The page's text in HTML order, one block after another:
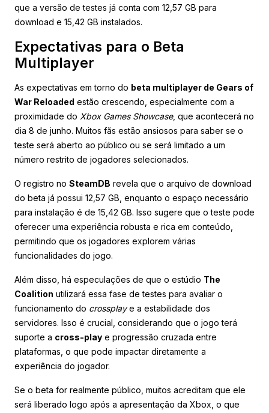
que a versão de testes já conta com 12,57 GB para
download e 15,42 GB instalados.
Expectativas para o Beta
Multiplayer
As expectativas em torno do beta multiplayer de Gears of
War Reloaded estão crescendo, especialmente com a
proximidade do Xbox Games Showcase, que acontecerá no
dia 8 de junho. Muitos fãs estão ansiosos para saber se o
teste será aberto ao público ou se será limitado a um
número restrito de jogadores selecionados.
O registro no SteamDB revela que o arquivo de download
do beta já possui 12,57 GB, enquanto o espaço necessário
para instalação é de 15,42 GB. Isso sugere que o teste pode
oferecer uma experiência robusta e rica em conteúdo,
permitindo que os jogadores explorem várias
funcionalidades do jogo.
Além disso, há especulações de que o estúdio The
Coalition utilizará essa fase de testes para avaliar o
funcionamento do crossplaye a estabilidade dos
servidores. Isso é crucial, considerando que o jogo terá
suporte a cross-play e progressão cruzada entre
plataformas, o que pode impactar diretamente a
experiência do jogador.
Se o beta for realmente público, muitos acreditam que ele
será liberado logo após a apresentação da Xbox, o que